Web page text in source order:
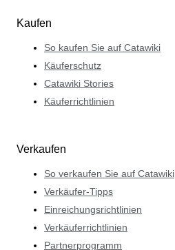
Kaufen
So kaufen Sie auf Catawiki
Käuferschutz
Catawiki Stories
Käuferrichtlinien
Verkaufen
So verkaufen Sie auf Catawiki
Verkäufer-Tipps
Einreichungsrichtlinien
Verkäuferrichtlinien
Partnerprogramm